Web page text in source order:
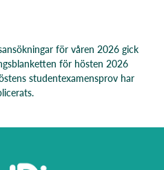
för våren 2026 gick
för hösten 2026
studentexamensprov har